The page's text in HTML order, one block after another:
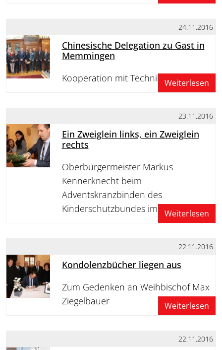
24.11.2016
Chinesische Delegation zu Gast in
Memmingen
Kooperation mit Technikerschule
Weiterlesen
23.11.2016
Ein Zweiglein links, ein Zweiglein
rechts
Oberbürgermeister Markus
Kennerknecht beim
Adventskranzbinden des
Kinderschutzbundes im Rathaus
Weiterlesen
22.11.2016
Kondolenzbücher liegen aus
Zum Gedenken an Weihbischof Max
Ziegelbauer
Weiterlesen
22.11.2016